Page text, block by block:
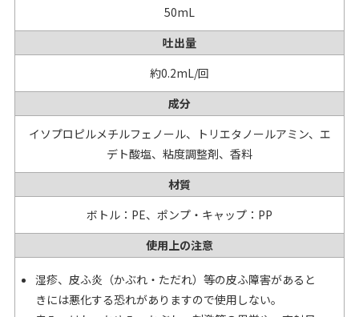
50mL
吐出量
約0.2mL/回
成分
イソプロピルメチルフェノール、トリエタノールアミン、エ
デト酸塩、粘度調整剤、香料
材質
ボトル：PE、ポンプ・キャップ：PP
使用上の注意
湿疹、皮ふ炎（かぶれ・ただれ）等の皮ふ障害があると
きには悪化する恐れがありますので使用しない。